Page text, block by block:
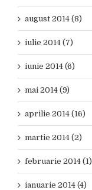
august 2014 (8)
iulie 2014 (7)
iunie 2014 (6)
mai 2014 (9)
aprilie 2014 (16)
martie 2014 (2)
februarie 2014 (1)
ianuarie 2014 (4)